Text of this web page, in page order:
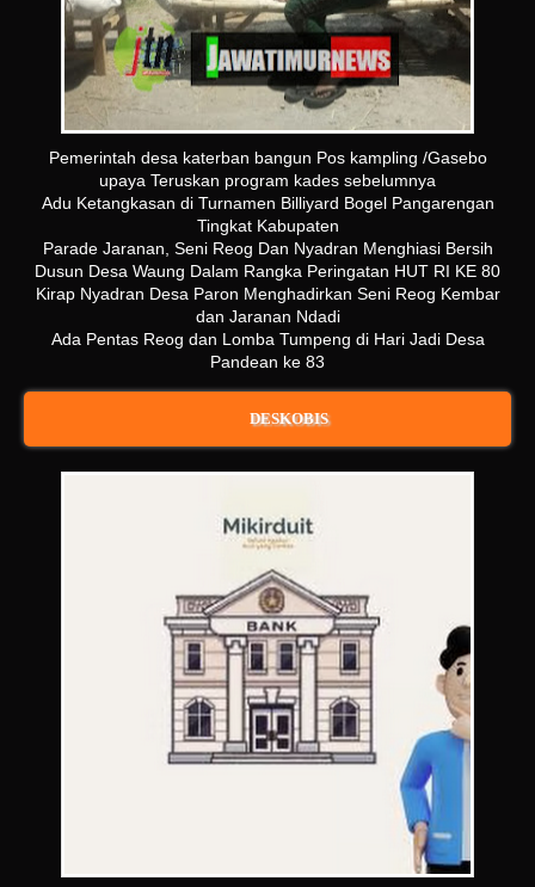
Pemerintah desa katerban bangun Pos kampling /Gasebo
upaya Teruskan program kades sebelumnya
Adu Ketangkasan di Turnamen Billiyard Bogel Pangarengan
Tingkat Kabupaten
Parade Jaranan, Seni Reog Dan Nyadran Menghiasi Bersih
Dusun Desa Waung Dalam Rangka Peringatan HUT RI KE 80
Kirap Nyadran Desa Paron Menghadirkan Seni Reog Kembar
dan Jaranan Ndadi
Ada Pentas Reog dan Lomba Tumpeng di Hari Jadi Desa
Pandean ke 83
DESKOBIS